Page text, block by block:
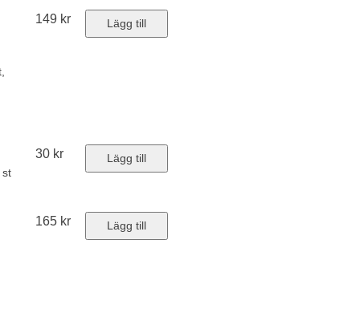
149 kr Lägg till
st
30 kr Lägg till
165 kr Lägg till